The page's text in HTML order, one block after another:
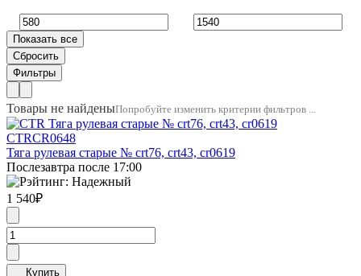
Товары не найденыПопробуйте изменить критерии фильтров ...
CTRCR0648
Тяга рулевая старые № crt76, crt43, cr0619
Послезавтра после 17:00
1 540₽